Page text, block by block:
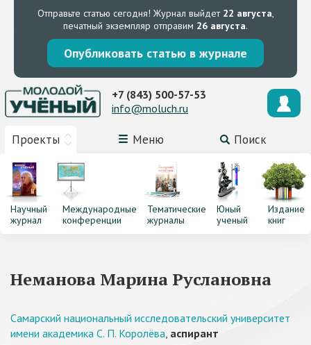
Отправьте статью сегодня! Журнал выйдет 22 августа,
печатный экземпляр отправим 26 августа.
Опубликовать статью в журнале
Проекты Меню Поиск
+7 (843) 500-57-53
info@moluch.ru
Научный
журнал
Международные
конференции
Тематические
журналы
Юный
ученый
Издание
книг
Неманова Марина Руслановна
Самарский национальный исследовательский университет
имени академика С. П. Королёва, аспирант